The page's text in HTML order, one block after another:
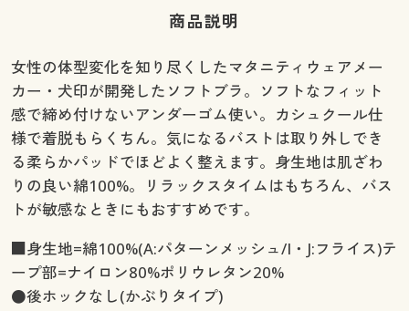
商品説明
女性の体型変化を知り尽くしたマタニティウェアメー
カー・犬印が開発したソフトブラ。ソフトなフィット
感で締め付けないアンダーゴム使い。カシュクール仕
様で着脱もらくちん。気になるバストは取り外しでき
る柔らかパッドでほどよく整えます。身生地は肌ざわ
りの良い綿100%。リラックスタイムはもちろん、バス
トが敏感なときにもおすすめです。
■身生地=綿100%(A:パターンメッシュ/I・J:フライス)テ
ープ部=ナイロン80%ポリウレタン20%
●後ホックなし(かぶりタイプ)